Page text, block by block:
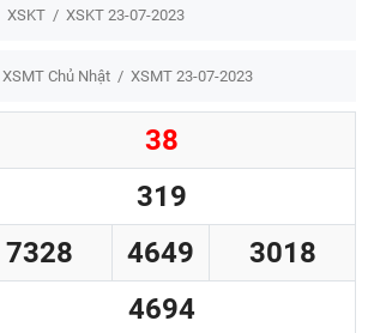
XSKT XSKT 23-07-2023
XSMT Chủ Nhật XSMT 23-07-2023
38
319
7328 4649 3018
4694